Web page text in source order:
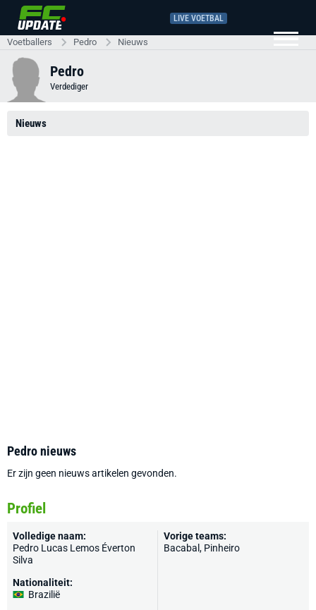
LIVE VOETBAL
Voetballers Pedro Nieuws
Pedro
Verdediger
Nieuws
Pedro nieuws
Er zijn geen nieuws artikelen gevonden.
Profiel
Volledige naam:
Pedro Lucas Lemos Éverton
Silva
Nationaliteit:
Brazilië
Vorige teams:
Bacabal, Pinheiro